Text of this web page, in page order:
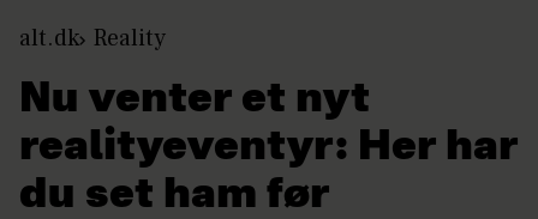
alt.dk Reality
Nu venter et nyt
realityeventyr: Her har
du set ham før